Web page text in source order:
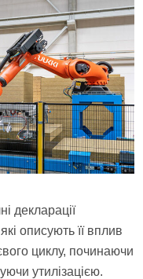
декларації
описують її вплив
циклу, починаючи
утилізацією.